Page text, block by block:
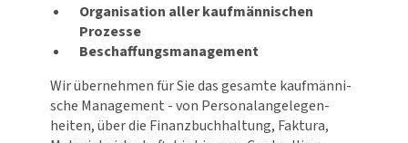
Organisation aller kaufmännischen
Prozesse
Beschaffungsmanagement
Wir übernehmen für Sie das gesamte kauf­män­ni­
sche Management - von Perso­nal­an­ge­le­gen­
heiten, über die Finanz­buch­hal­tung, Faktura,